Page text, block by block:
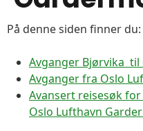
På denne siden finner du:
Avganger Bjørvika til
Avganger fra Oslo
Avansert reisesøk
Oslo Lufthavn